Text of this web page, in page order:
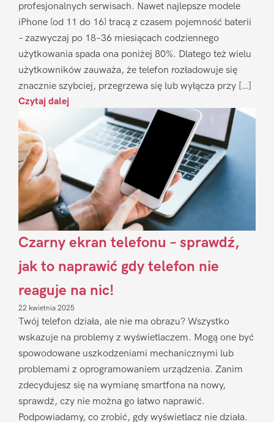
profesjonalnych serwisach. Nawet najlepsze modele
iPhone (od 11 do 16) tracą z czasem pojemność baterii
– zazwyczaj po 18–36 miesiącach codziennego
użytkowania spada ona poniżej 80%. Dlatego też wielu
użytkowników zauważa, że telefon rozładowuje się
znacznie szybciej, przegrzewa się lub wyłącza przy […]
Czytaj dalej
Czarny ekran telefonu – sprawdź,
jak to naprawić gdy telefon nie
reaguje na nic!
22 kwietnia 2025
Twój telefon działa, ale nie ma obrazu? Wszystko
wskazuje na problemy z wyświetlaczem. Mogą one być
spowodowane uszkodzeniami mechanicznymi lub
problemami z oprogramowaniem urządzenia. Zanim
zdecydujesz się na wymianę smartfona na nowy,
sprawdź, czy nie można go łatwo naprawić.
Podpowiadamy, co zrobić, gdy wyświetlacz nie działa.